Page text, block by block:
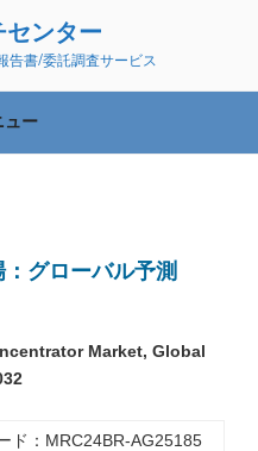
センター
告書/委託調査サービス
ュー
グローバル予測
Market, Global
ド：MRC24BR-AG25185